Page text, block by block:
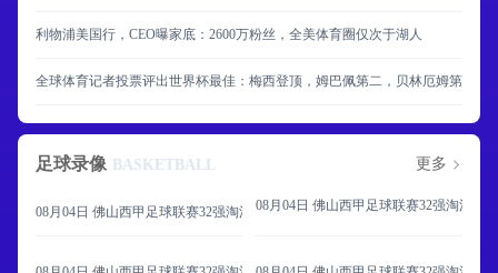
利物浦美国行，CEO曝家底：2600万粉丝，全美体育圈仅次于湖人
全球体育记者投票评出世界杯最佳：梅西登顶，姆巴佩第二，贝林厄姆第三
足球录像 BASKETBALL 更多
08月04日 佛山西甲足球联赛32强淘汰赛 肇庆恒骏成 VS 三七互娱 全场录像
08月04日 佛山西甲足球联赛32强淘汰赛